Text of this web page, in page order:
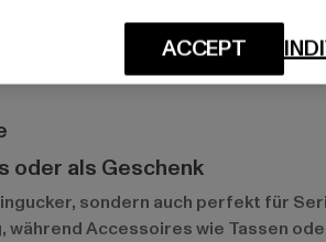
Trend und lassen sich leicht
Kommen. Viele Fans legen Wert
genießen und gleichzeitig die
oder als Geschenk
sondern auch perfekt für
Accessoires wie Tassen
ACCEPT